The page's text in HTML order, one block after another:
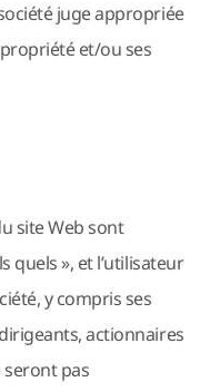
juge appropriée
et/ou ses
site Web sont
quels », et l’utilisateur
y compris ses
actionnaires
seront pas